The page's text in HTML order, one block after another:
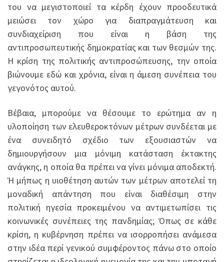
του να μεγιστοποιεί τα κέρδη έχουν προοδευτικά
μειώσει τον χώρο για διαπραγμάτευση και
συνδιαχείριση που είναι η βάση της
αντιπροσωπευτικής δημοκρατίας και των θεσμών της.
Η κρίση της πολιτικής αντιπροσώπευσης, την οποία
βιώνουμε εδώ και χρόνια, είναι η άμεση συνέπεια του
γεγονότος αυτού.
Βέβαια, μπορούμε να θέσουμε το ερώτημα αν η
υλοποίηση των ελευθεροκτόνων μέτρων συνδέεται με
ένα συνειδητό σχέδιο των εξουσιαστών να
δημιουργήσουν μια μόνιμη κατάσταση έκτακτης
ανάγκης, η οποία θα πρέπει να γίνει μόνιμα αποδεκτή.
Ή μήπως η υιοθέτηση αυτών των μέτρων αποτελεί τη
μοναδική απάντηση που είναι διαθέσιμη στην
πολιτική ηγεσία προκειμένου να αντιμετωπίσει τις
κοινωνικές συνέπειες της πανδημίας; Όπως σε κάθε
κρίση, η κυβέρνηση πρέπει να ισορροπήσει ανάμεσα
στην ιδέα περί γενικού συμφέροντος πάνω στο οποίο